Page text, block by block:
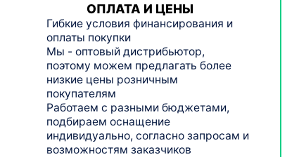
ОПЛАТА И ЦЕНЫ
Гибкие условия финансирования и
оплаты покупки
Мы - оптовый дистрибьютор,
поэтому можем предлагать более
низкие цены розничным
покупателям
Работаем с разными бюджетами,
подбираем оснащение
индивидуально, согласно запросам и
возможностям заказчиков